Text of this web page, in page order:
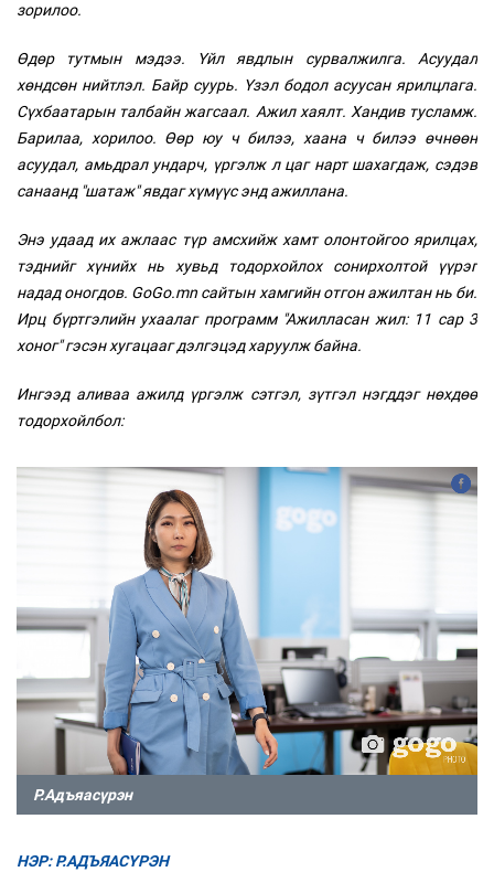
зорилоо.
Өдөр тутмын мэдээ. Үйл явдлын сурвалжилга. Асуудал
хөндсөн нийтлэл. Байр суурь. Үзэл бодол асуусан ярилцлага.
Сүхбаатарын талбайн жагсаал. Ажил хаялт. Хандив тусламж.
Барилаа, хорилоо. Өөр юу ч билээ, хаана ч билээ өчнөөн
асуудал, амьдрал ундарч, үргэлж л цаг нарт шахагдаж, сэдэв
санаанд "шатаж" явдаг хүмүүс энд ажиллана.
Энэ удаад их ажлаас түр амсхийж хамт олонтойгоо ярилцах,
тэднийг хүнийх нь хувьд тодорхойлох сонирхолтой үүрэг
надад оногдов. GoGo.mn сайтын хамгийн отгон ажилтан нь би.
Ирц бүртгэлийн ухаалаг программ "Ажилласан жил: 11 сар 3
хоног" гэсэн хугацааг дэлгэцэд харуулж байна.
Ингээд аливаа ажилд үргэлж сэтгэл, зүтгэл нэгддэг нөхдөө
тодорхойлбол:
Р.Адъяасүрэн
НЭР: Р.АДЪЯАСҮРЭН